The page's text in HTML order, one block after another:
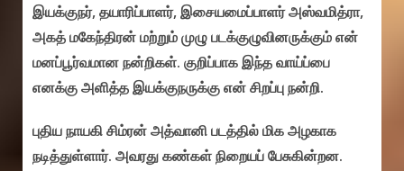
இயக்குநர், தயாரிப்பாளர், இசையமைப்பாளர் அஸ்வமித்ரா,
அகத் மகேந்திரன் மற்றும் முழு படக்குழுவினருக்கும் என்
மனப்பூர்வமான நன்றிகள். குறிப்பாக இந்த வாய்ப்பை
எனக்கு அளித்த இயக்குநருக்கு என் சிறப்பு நன்றி.
புதிய நாயகி சிம்ரன் அத்வானி படத்தில் மிக அழகாக
நடித்துள்ளார். அவரது கண்கள் நிறையப் பேசுகின்றன.